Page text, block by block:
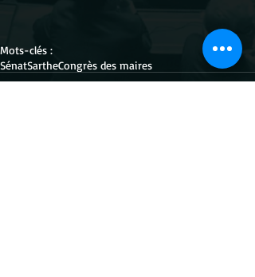
Mots-clés :
SénatSartheCongrès des maires